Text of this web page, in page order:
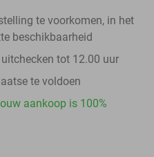
te voorkomen, in het
beschikbaarheid
tot 12.00 uur
te voldoen
aankoop is 100%